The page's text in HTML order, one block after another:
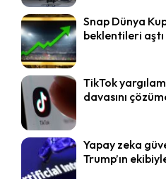
Snap Dünya
beklentileri aştı
TikTok
davasını
Yapay zeka
Trump’ın